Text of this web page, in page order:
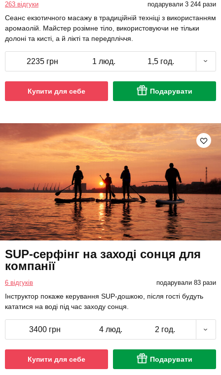
263 відгуки подарували 3 244 рази
Сеанс екзотичного масажу в традиційній техніці з використанням
аромаолій. Майстер розімне тіло, використовуючи не тільки
долоні та кисті, а й лікті та передпліччя.
2235 грн 1 люд. 1,5 год.
Купити для себе Подарувати
SUP-серфінг на заході сонця для
компанії
6 відгуків подарували 83 рази
Інструктор покаже керування SUP-дошкою, після гості будуть
кататися на воді під час заходу сонця.
3400 грн 4 люд. 2 год.
Купити для себе Подарувати